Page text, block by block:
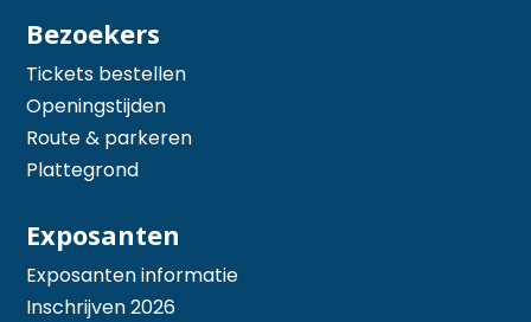
Bezoekers
Tickets bestellen
Openingstijden
Route & parkeren
Plattegrond
Exposanten
Exposanten informatie
Inschrijven 2026